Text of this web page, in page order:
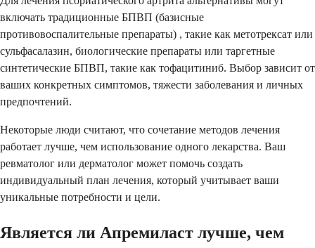
включать традиционные БПВП (базисные
противовоспалительные препараты) , такие как метотрексат или
сульфасалазин, биологические препараты или таргетные
синтетические БПВП, такие как тофацитиниб. Выбор зависит от
ваших конкретных симптомов, тяжести заболевания и личных
предпочтений.
Некоторые люди считают, что сочетание методов лечения
работает лучше, чем использование одного лекарства. Ваш
ревматолог или дерматолог может помочь создать
индивидуальный план лечения, который учитывает ваши
уникальные потребности и цели.
Является ли Апремиласт лучше, чем